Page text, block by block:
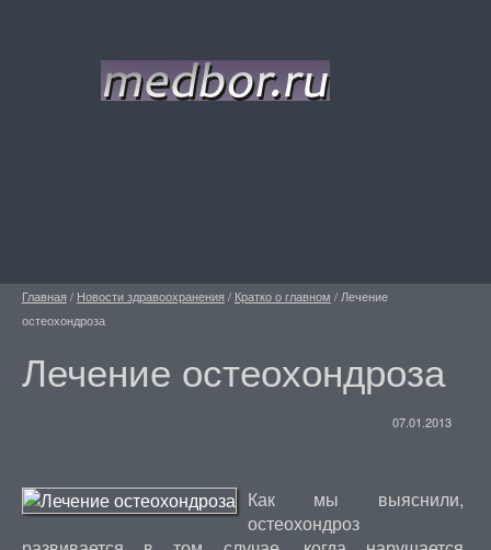
Главная / Новости здравоохранения / Кратко о главном / Лечение
остеохондроза
Лечение остеохондроза
07.01.2013
Как мы выяснили,
остеохондроз